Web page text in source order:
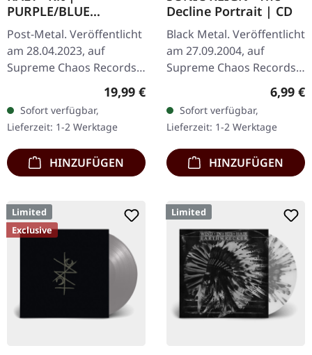
PURPLE/BLUE
SPLATTER LP
Post-Metal. Veröffentlicht
am 28.04.2023, auf
Supreme Chaos Records.
SCR-Exklusives Splatter-
Vinyl auf transparent lila
Vinyl mit blauen Splattern,
…
Regulärer Preis:
19,99 €
Sofort verfügbar,
Lieferzeit: 1-2 Werktage
HINZUFÜGEN
Decline Portrait | CD
Black Metal. Veröffentlicht
am 27.09.2004, auf
Supreme Chaos Records.
Booklet. Sonic Reign
entfesselt mit „The
Decline Portrait"…
6,99 €
Sofort verfügbar,
Lieferzeit: 1-2 Werktage
HINZUFÜGEN
Limited
Exclusive
Limited